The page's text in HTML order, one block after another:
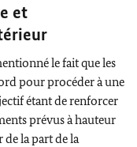
et
le fait que les
pour procéder à une
étant de renforcer
prévus à hauteur
de la part de la